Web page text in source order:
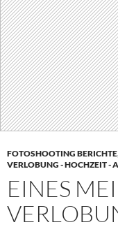
FOTOSHOOTING BERICHTE
VERLOBUNG - HOCHZEIT -
EINES